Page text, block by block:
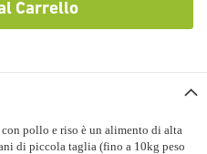
Carrello
pollo e riso è un alimento di alta
di piccola taglia (fino a 10kg peso